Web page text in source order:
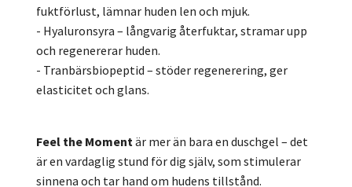
fuktförlust, lämnar huden len och mjuk.
- Hyaluronsyra – långvarig återfuktar, stramar upp
och regenererar huden.
- Tranbärsbiopeptid – stöder regenerering, ger
elasticitet och glans.
Feel the Moment är mer än bara en duschgel – det
är en vardaglig stund för dig själv, som stimulerar
sinnena och tar hand om hudens tillstånd.